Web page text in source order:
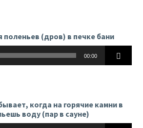
поленьев (дров) в печке бани
00:00
когда на горячие камни в
воду (пар в сауне)